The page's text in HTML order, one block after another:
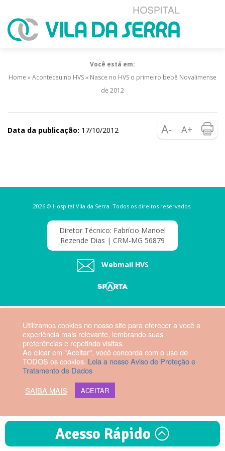
Você está em:
Home »Aconteceu no HVS» Nasce no HVS o primeiro bebê Novalimense
de 2012
Data da publicação: 17/10/2012
Utilizamos cookies no nosso site para oferecer a você a
experiência mais relevante, lembrando suas
preferências e repetindo visitas.
Ao clicar em "Aceitar", você concorda com o uso de
TODOS os cookies. Leia a nosso Aviso de Proteção e
Tratamento de Dados
SAIBA MAIS
ACEITAR
2026 © Hospital Vila da Serra. Todos os direitos reservados.
Diretor Técnico: Fabrício Manoel
Rezende Dias | CRM-MG 56879
Webmail HVS
Acesso Rápido